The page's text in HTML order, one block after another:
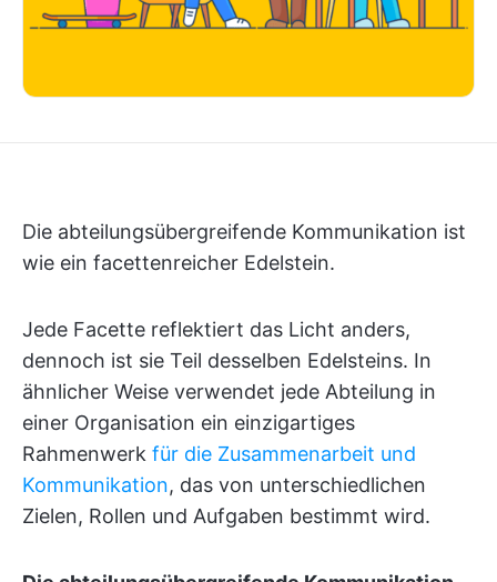
Die abteilungsübergreifende Kommunikation ist
wie ein facettenreicher Edelstein.
Jede Facette reflektiert das Licht anders,
dennoch ist sie Teil desselben Edelsteins. In
ähnlicher Weise verwendet jede Abteilung in
einer Organisation ein einzigartiges
Rahmenwerk für die Zusammenarbeit und
Kommunikation, das von unterschiedlichen
Zielen, Rollen und Aufgaben bestimmt wird.